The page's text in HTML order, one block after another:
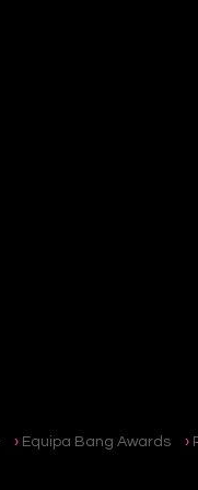
Equipa Bang Awards